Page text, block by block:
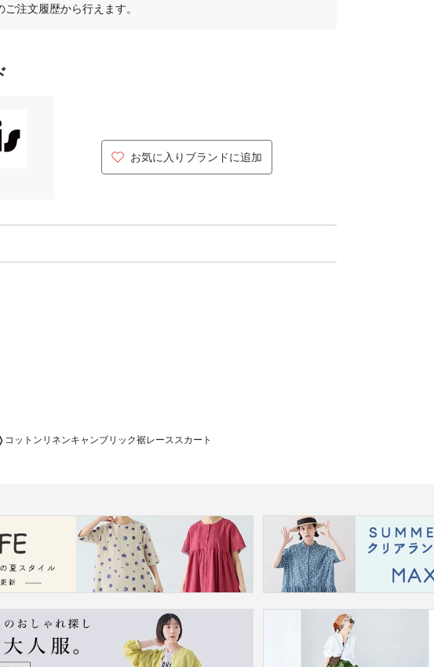
注文履歴から行えます。
お気に入りブランドに追加
コットンリネンキャンブリック裾レーススカート